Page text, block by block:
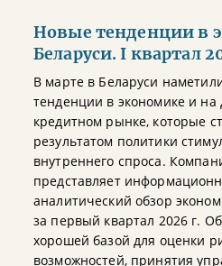
Новые тенденции в
Беларуси. I квартал
В марте в Беларуси
тенденции в экономике и на
кредитном рынке, которые
результатом политики
внутреннего спроса.
представляет
аналитический обзор
за первый квартал 2026 г.
хорошей базой для оценки
возможностей, принятия